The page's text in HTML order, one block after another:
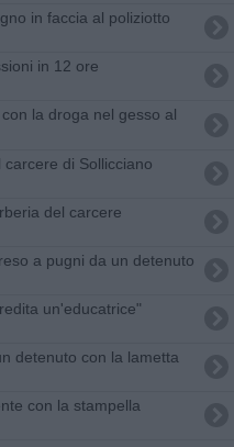
in faccia al poliziotto
in 12 ore
la droga nel gesso al
di Sollicciano
del carcere
a pugni da un detenuto
un'educatrice"
detenuto con la lametta
con la stampella